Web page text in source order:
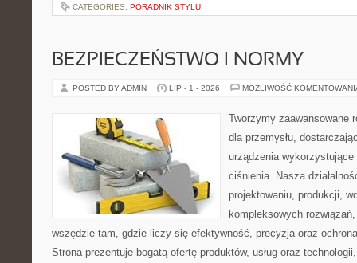
CATEGORIES: PORADNIK STYLU
BEZPIECZEŃSTWO I NORMY
POSTED BY ADMIN LIP - 1 - 2026 MOŻLIWOŚĆ
Tworzymy zaawansowane
dla przemysłu,
urządzenia
ciśnienia. Nasza
projektowaniu, produkcji,
kompleksowych
wszędzie tam, gdzie liczy się efektywność, precyzja oraz
Strona prezentuje bogatą ofertę produktów, usług oraz